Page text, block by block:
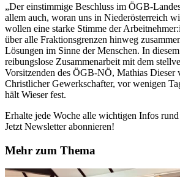
„Der einstimmige Beschluss im ÖGB-
allem auch, woran uns in Niederösterreich
wollen eine starke Stimme der
über alle Fraktionsgrenzen hinweg
Lösungen im Sinne der Menschen. In
reibungslose Zusammenarbeit mit dem
Vorsitzenden des ÖGB-NÖ, Mathias Dieser
Christlicher Gewerkschafter, vor wenigen
hält Wieser fest.
Erhalte jede Woche alle wichtigen Infos
Jetzt Newsletter abonnieren!
Mehr zum Thema